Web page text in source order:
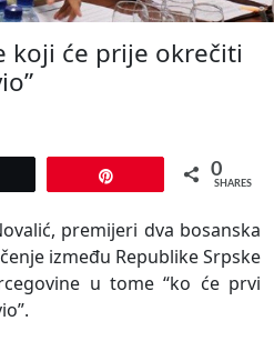
koji će prije okrečiti
0
SHARES
premijeri dva bosanska
između Republike Srpske
u tome “ko će prvi